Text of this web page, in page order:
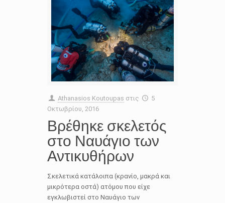
Athanasios Koutoupas στις
5
Οκτωβρίου, 2016
Βρέθηκε σκελετός
στο Ναυάγιο των
Αντικυθήρων
Σκελετικά κατάλοιπα (κρανίο, μακρά και
μικρότερα οστά) ατόμου που είχε
εγκλωβιστεί στο Ναυάγιο των